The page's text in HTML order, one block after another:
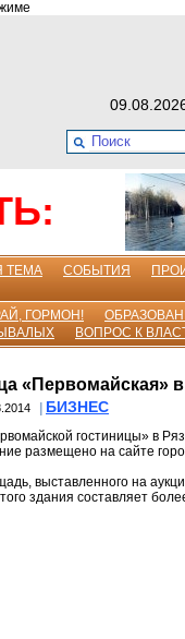
ТЕМА СОБЫТИЯ
ГОРМОН!
ВОПРОС К
«Первомайская»
БИЗНЕС
гостиницы» в
размещено на сайте
выставленного на
здания составляет